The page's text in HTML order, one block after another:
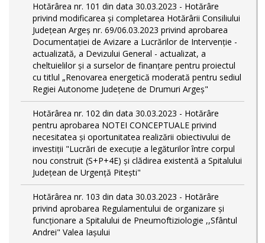
Hotărârea nr. 101 din data 30.03.2023 - Hotărâre
privind modificarea și completarea Hotărârii Consiliului
Județean Argeș nr. 69/06.03.2023 privind aprobarea
Documentației de Avizare a Lucrărilor de Intervenție -
actualizată, a Devizului General - actualizat, a
cheltuielilor și a surselor de finanțare pentru proiectul
cu titlul „Renovarea energetică moderată pentru sediul
Regiei Autonome Județene de Drumuri Argeș"
Hotărârea nr. 102 din data 30.03.2023 - Hotărâre
pentru aprobarea NOTEI CONCEPTUALE privind
necesitatea și oportunitatea realizării obiectivului de
investiții "Lucrări de execuție a legăturilor între corpul
nou construit (S+P+4E) și clădirea existentă a Spitalului
Județean de Urgență Pitești"
Hotărârea nr. 103 din data 30.03.2023 - Hotărâre
privind aprobarea Regulamentului de organizare și
funcționare a Spitalului de Pneumoftiziologie ,,Sfântul
Andrei" Valea Iașului